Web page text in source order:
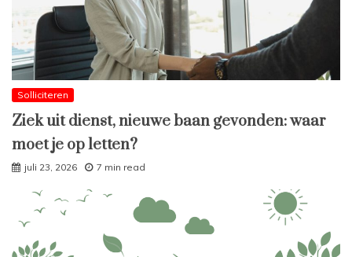
Solliciteren
Ziek uit dienst, nieuwe baan gevonden: waar
moet je op letten?
juli 23, 2026 7 min read